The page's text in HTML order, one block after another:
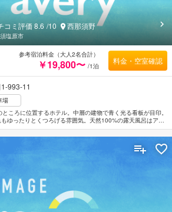
993-11
場
ころに位置するホテル。中層の建物で青く光る看板が目印。
ゆったりとくつろげる雰囲気。天然100%の露天風呂はアル
として肌をやわらかくするといわれている美人の湯。西那須
コミ評価8.6 /10 西那須野
塩原市
参考宿泊料金（大人2名合計）
￥19,800〜 /1泊
料金・空室確認